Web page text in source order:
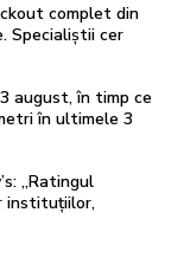
complet din
Specialiștii cer
august, în timp ce
în ultimele 3
„Ratingul
instituțiilor,